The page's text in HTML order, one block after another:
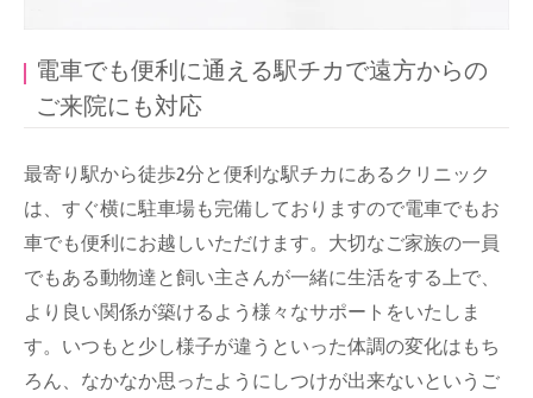
電車でも便利に通える駅チカで遠方からの
ご来院にも対応
最寄り駅から徒歩2分と便利な駅チカにあるクリニック
は、すぐ横に駐車場も完備しておりますので電車でもお
車でも便利にお越しいただけます。大切なご家族の一員
でもある動物達と飼い主さんが一緒に生活をする上で、
より良い関係が築けるよう様々なサポートをいたしま
す。いつもと少し様子が違うといった体調の変化はもち
ろん、なかなか思ったようにしつけが出来ないというご